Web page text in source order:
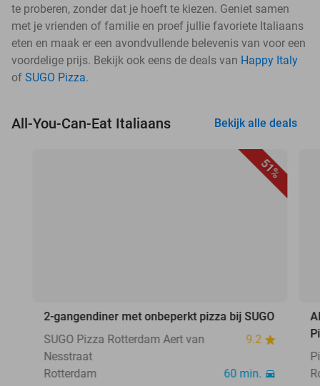
te proberen, zonder dat je hoeft te kiezen. Geniet samen
met je vrienden of familie en proef jullie favoriete Italiaans
eten en maak er een avondvullende belevenis van voor een
voordelige prijs. Bekijk ook eens de deals van Happy Italy
of SUGO Pizza.
All-You-Can-Eat Italiaans Bekijk alle deals
51%
2-gangendiner met onbeperkt pizza bij SUGO
SUGO Pizza Rotterdam Aert van
Nesstraat
9.2
Rotterdam
60 min.